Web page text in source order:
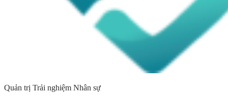
Quản trị Trải nghiệm Nhân sự